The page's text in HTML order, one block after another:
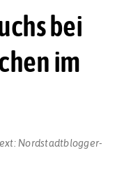
bei
im
Nordstadtblogger-